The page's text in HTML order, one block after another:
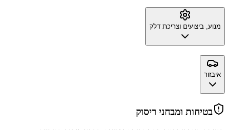
מנוע, ביצועים וצריכת דלק
איבזור
בטיחות ומבחני ריסוק